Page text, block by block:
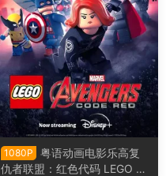
1080P
粤语动画电影乐高复
仇者联盟：红色代码 LEGO M